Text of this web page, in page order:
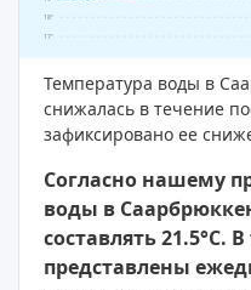
17°
18°
Температура воды в
снижалась в течение
зафиксировано ее
Согласно нашему
воды в
составлять 21.5°C.
представлены